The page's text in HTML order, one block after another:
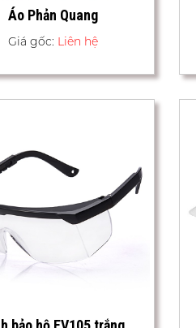
Áo Phản Quang
Giá gốc: Liên hệ